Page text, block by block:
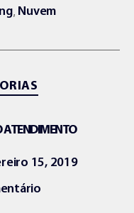
, Nuvem
ATENDIMENTO
15, 2019